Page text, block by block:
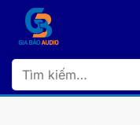
dung
Tìm
kiếm: